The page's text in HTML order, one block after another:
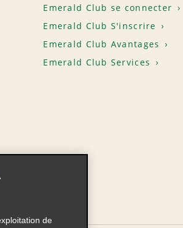
Emerald Club se connecter
Emerald Club S'inscrire
Emerald Club Avantages
Emerald Club Services
de